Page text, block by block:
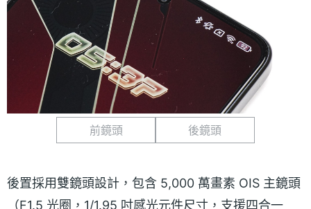
前鏡頭 後鏡頭
後置採用雙鏡頭設計，包含 5,000 萬畫素 OIS 主鏡頭
（F1.5 光圈，1/1.95 吋感光元件尺寸，支援四合一